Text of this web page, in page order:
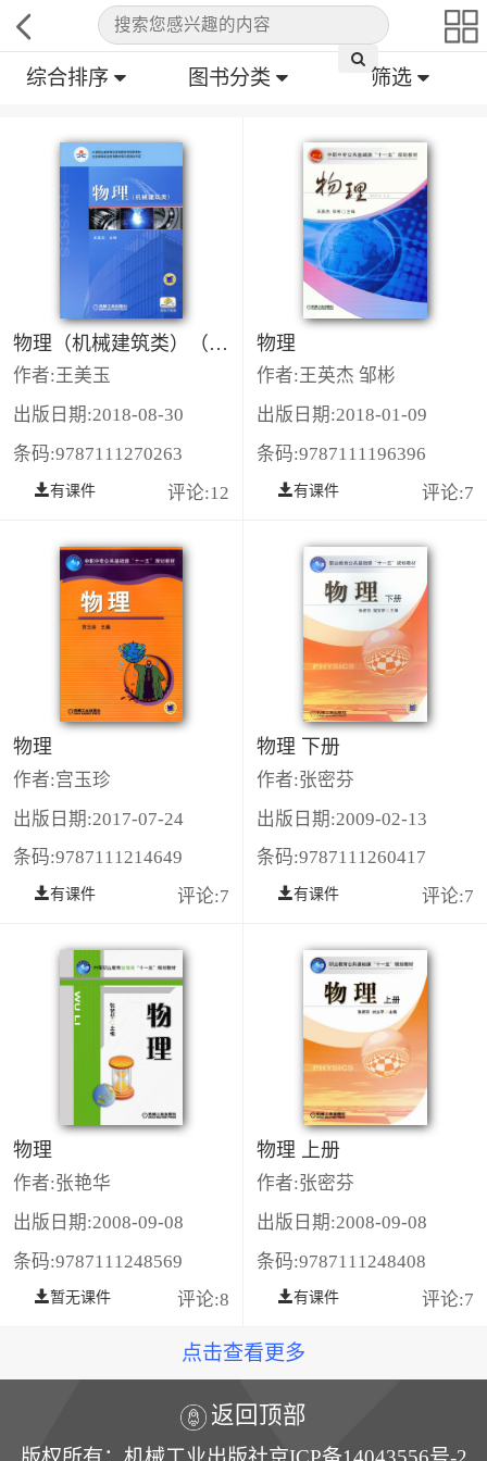
综合排序 图书分类 筛选
物理（机械建筑类）（双色版）
作者:王美玉
出版日期:2018-08-30
条码:9787111270263
有课件 评论:12
物理
作者:王英杰 邹彬
出版日期:2018-01-09
条码:9787111196396
有课件 评论:7
物理
作者:宫玉珍
出版日期:2017-07-24
条码:9787111214649
有课件 评论:7
物理 下册
作者:张密芬
出版日期:2009-02-13
条码:9787111260417
有课件 评论:7
物理
作者:张艳华
出版日期:2008-09-08
条码:9787111248569
暂无课件 评论:8
物理 上册
作者:张密芬
出版日期:2008-09-08
条码:9787111248408
有课件 评论:7
点击查看更多
返回顶部